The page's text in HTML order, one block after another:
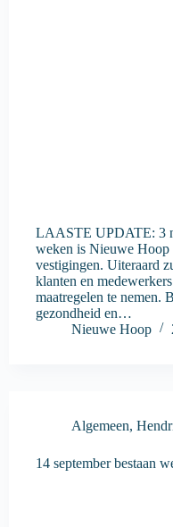
LAASTE UPDATE: 3
weken is Nieuwe Hoop
vestigingen. Uiteraard
klanten en
maatregelen te nemen.
gezondheid en…
Nieuwe Hoop
Algemeen,
14 september bestaan